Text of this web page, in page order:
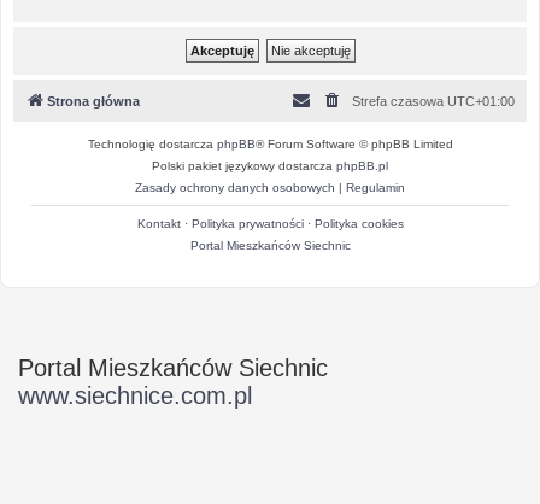
Strona główna Strefa czasowa UTC+01:00
Technologię dostarcza phpBB® Forum Software © phpBB Limited
Polski pakiet językowy dostarcza phpBB.pl
Zasady ochrony danych osobowych | Regulamin
Kontakt· Polityka prywatności· Polityka cookies
Portal Mieszkańców Siechnic
Portal Mieszkańców Siechnic
www.siechnice.com.pl